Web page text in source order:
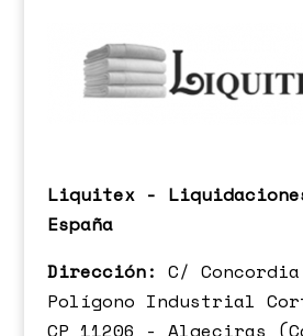
Liquitex -
España
Dirección: C/
Polígono Industrial
CP 11206 - Algeciras